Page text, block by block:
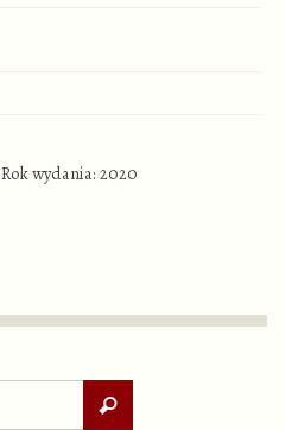
Rok wydania: 2020
Szukaj